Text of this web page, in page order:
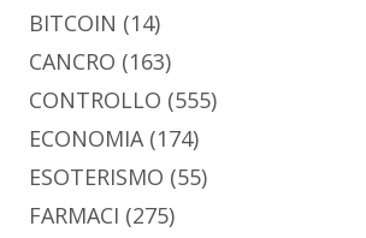
BITCOIN (14)
CANCRO (163)
CONTROLLO (555)
ECONOMIA(174)
ESOTERISMO (55)
FARMACI (275)